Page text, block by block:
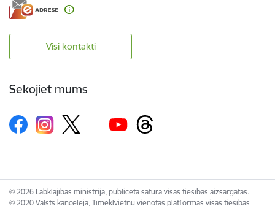
Visi kontakti
Sekojiet mums
© 2026 Labklājības ministrija, publicētā satura visas tiesības aizsargātas.
© 2020 Valsts kanceleja, Tīmekļvietņu vienotās platformas visas tiesības